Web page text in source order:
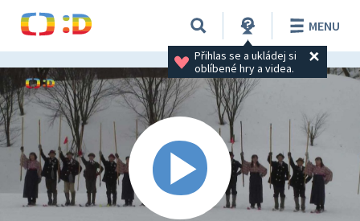
Přihlas se a ukládej si
oblíbené hry a videa.
MENU